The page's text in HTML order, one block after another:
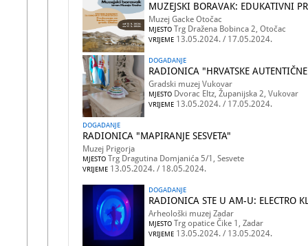
MUZEJSKI BORAVAK: EDUKATIVNI
Muzej Gacke Otočac
MJESTO Trg Dražena Bobinca 2, Otočac
VRIJEME 13.05.2024. / 17.05.2024.
DOGADANJE
RADIONICA "HRVATSKE
Gradski muzej Vukovar
MJESTO Dvorac Eltz, Županijska 2, Vukovar
VRIJEME 13.05.2024. / 17.05.2024.
DOGADANJE
RADIONICA "MAPIRANJE SESVETA"
Muzej Prigorja
MJESTO Trg Dragutina Domjanića 5/1, Sesvete
VRIJEME 13.05.2024. / 18.05.2024.
DOGADANJE
RADIONICA STE U AM-U: ELECTRO
Arheološki muzej Zadar
MJESTO Trg opatice Čike 1, Zadar
VRIJEME 13.05.2024. / 13.05.2024.